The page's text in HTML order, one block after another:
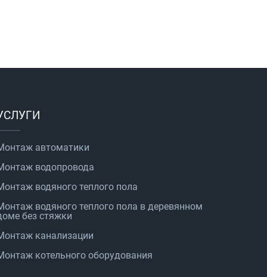
автоматики
водопровода
водяного теплого пола
водяного теплого пола в деревянном
без стяжки
канализации
котельного оборудования